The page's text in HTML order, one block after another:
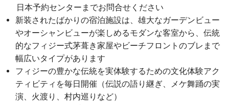
日本予約センターまでお問合せください
新装されたばかりの宿泊施設は、雄大なガーデンビュー
やオーシャンビューが楽しめるモダンな客室から、伝統
的なフィジー式茅葺き家屋やビーチフロントのブレまで
幅広いタイプがあります
フィジーの豊かな伝統を実体験するための文化体験アク
ティビティを毎日開催（伝説の語り継ぎ、メケ舞踊の実
演、火渡り、村内巡りなど）